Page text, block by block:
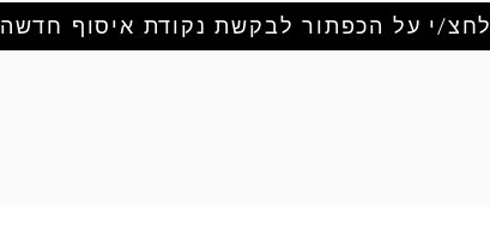
לחצ/י על הכפתור לבקשת נקודת איסוף חדשה